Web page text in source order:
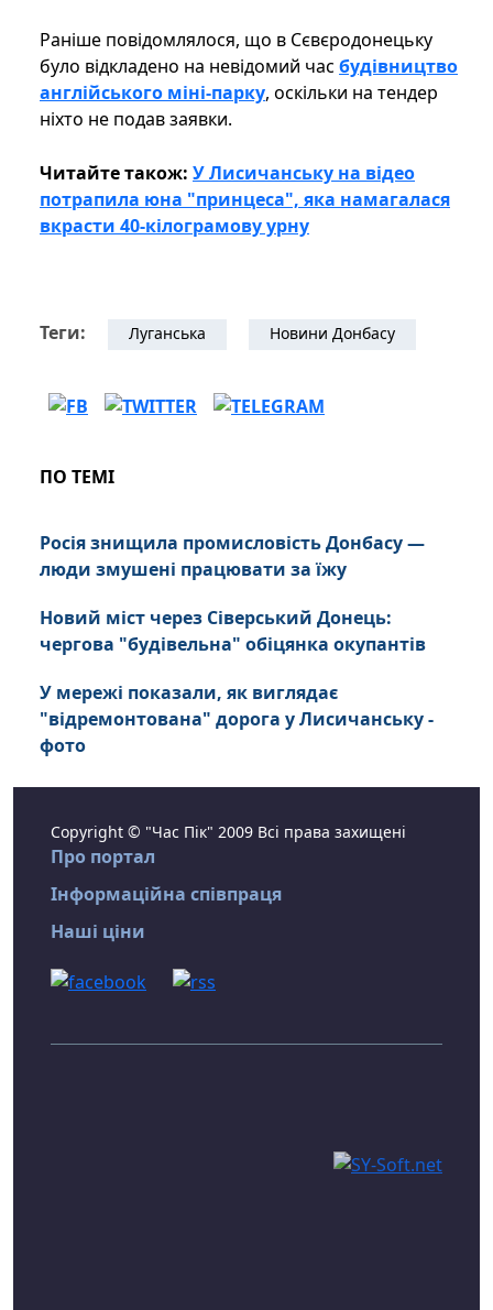
Раніше повідомлялося, що в Сєвєродонецьку
було відкладено на невідомий час будівництво
англійського міні-парку, оскільки на тендер
ніхто не подав заявки.
Читайте також: У Лисичанську на відео
потрапила юна "принцеса", яка намагалася
вкрасти 40-кілограмову урну
Теги: Луганська Новини Донбасу
ПО ТЕМІ
Росія знищила промисловість Донбасу —
люди змушені працювати за їжу
Новий міст через Сіверський Донець:
чергова "будівельна" обіцянка окупантів
У мережі показали, як виглядає
"відремонтована" дорога у Лисичанську -
фото
Copyright © "Час Пік" 2009 Всі права захищені
Про портал
Інформаційна співпраця
Наші ціни